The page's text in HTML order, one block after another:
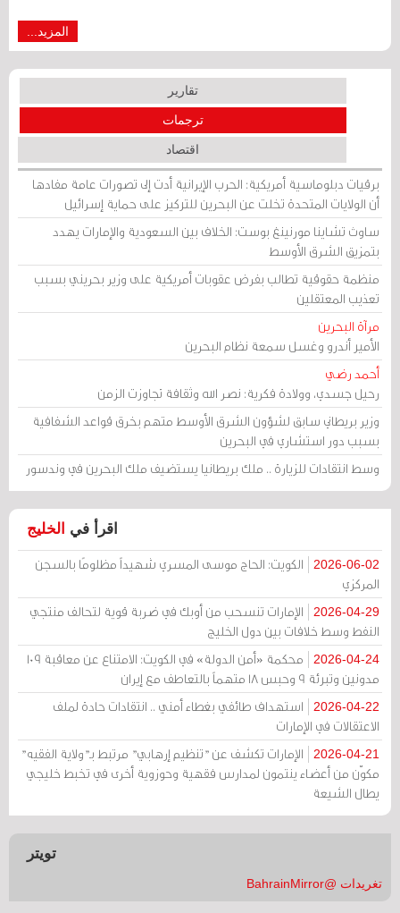
المزيد...
تقارير
ترجمات
اقتصاد
برقيات دبلوماسية أمريكية: الحرب الإيرانية أدت إلى تصورات عامة مفادها
أن الولايات المتحدة تخلت عن البحرين للتركيز على حماية إسرائيل
ساوث تشاينا مورنينغ بوست: الخلاف بين السعودية والإمارات يهدد
بتمزيق الشرق الأوسط
منظمة حقوقية تطالب بفرض عقوبات أمريكية على وزير بحريني بسبب
تعذيب المعتقلين
مرآة البحرين
الأمير أندرو وغسل سمعة نظام البحرين
أحمد رضي
رحيل جسدي، وولادة فكرية: نصر الله وثقافة تجاوزت الزمن
وزير بريطاني سابق لشؤون الشرق الأوسط متهم بخرق قواعد الشفافية
بسبب دور استشاري في البحرين
وسط انتقادات للزيارة .. ملك بريطانيا يستضيف ملك البحرين في وندسور
اقرأ في الخليج
2026-06-02
الكويت: الحاج موسى المسري شهيداً مظلومًا بالسجن
المركزي
2026-04-29
الإمارات تنسحب من أوبك في ضربة قوية لتحالف منتجي
النفط وسط خلافات بين دول الخليج
2026-04-24
محكمة «أمن الدولة» في الكويت: الامتناع عن معاقبة 109
مدونين وتبرئة 9 وحبس 18 متهماً بالتعاطف مع إيران
2026-04-22
استهداف طائفي بغطاء أمني .. انتقادات حادة لملف
الاعتقالات في الإمارات
2026-04-21
الإمارات تكشف عن "تنظيم إرهابي" مرتبط بـ"ولاية الفقيه"
مكوّن من أعضاء ينتمون لمدارس فقهية وحوزوية أخرى في تخبط خليجي
يطال الشيعة
تويتر
تغريدات @BahrainMirror